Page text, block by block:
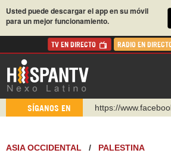
Usted puede descargar el app en su móvil
para un mejor funcionamiento.
TV EN DIRECTO RADIO EN
SÍGANOS EN
https://
http://twitter.com/
ASIA OCCIDENTAL / PALESTINA